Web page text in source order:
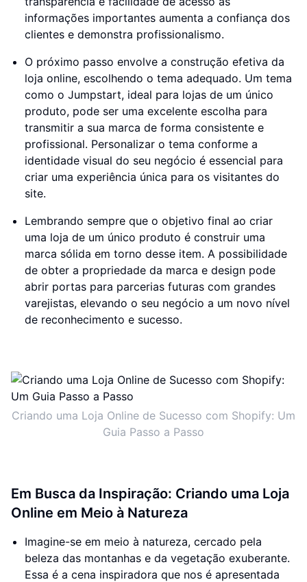
informações importantes aumenta a confiança dos
clientes e demonstra profissionalismo.
O próximo passo envolve a construção efetiva da
loja online, escolhendo o tema adequado. Um tema
como o Jumpstart, ideal para lojas de um único
produto, pode ser uma excelente escolha para
transmitir a sua marca de forma consistente e
profissional. Personalizar o tema conforme a
identidade visual do seu negócio é essencial para
criar uma experiência única para os visitantes do
site.
Lembrando sempre que o objetivo final ao criar
uma loja de um único produto é construir uma
marca sólida em torno desse item. A possibilidade
de obter a propriedade da marca e design pode
abrir portas para parcerias futuras com grandes
varejistas, elevando o seu negócio a um novo nível
de reconhecimento e sucesso.
Criando uma Loja Online de Sucesso com Shopify: Um
Guia Passo a Passo
Em Busca da Inspiração: Criando uma Loja
Online em Meio à Natureza
Imagine-se em meio à natureza, cercado pela
beleza das montanhas e da vegetação exuberante.
Essa é a cena inspiradora que nos é apresentada